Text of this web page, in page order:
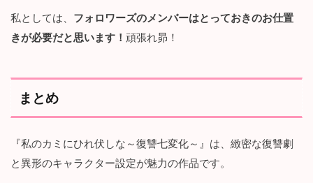
私としては、 フォロワーズのメンバーはとっておきのお仕置
きが必要だと思います！ 頑張れ昴！
まとめ
『私のカミにひれ伏しな～復讐七変化～』は、緻密な復讐劇
と異形のキャラクター設定が魅力の作品です。